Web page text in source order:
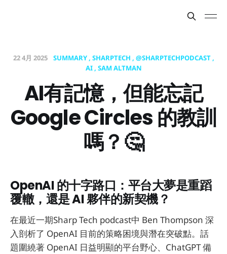
22 4月 2025 SUMMARY SHARPTECH
@SHARPTECHPODCAST
AI SAM ALTMAN
AI有記憶，但能忘記
Google Circles 的教訓
嗎？🤔
OpenAI 的十字路口：平台大夢是重蹈
覆轍，還是 AI 夥伴的新契機？
在最近一期Sharp Tech podcast中 Ben Thompson 深
入剖析了 OpenAI 目前的策略困境與潛在突破點。話
題圍繞著 OpenAI 日益明顯的平台野心、ChatGPT 備